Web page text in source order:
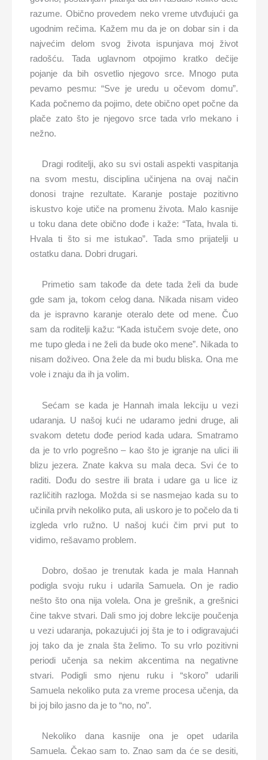
razume. Obično provedem neko vreme utvđujući ga
ugodnim rečima. Kažem mu da je on dobar sin i da
najvećim delom svog života ispunjava moj život
radošću. Tada uglavnom otpojimo kratko dečije
pojanje da bih osvetlio njegovo srce. Mnogo puta
pevamo pesmu: “Sve je uredu u očevom domu”.
Kada počnemo da pojimo, dete obično opet počne da
plače zato što je njegovo srce tada vrlo mekano i
nežno.
Dragi roditelji, ako su svi ostali aspekti vaspitanja
na svom mestu, disciplina učinjena na ovaj način
donosi trajne rezultate. Karanje postaje pozitivno
iskustvo koje utiče na promenu života. Malo kasnije
u toku dana dete obično dođe i kaže: “Tata, hvala ti.
Hvala ti što si me istukao”. Tada smo prijatelji u
ostatku dana. Dobri drugari.
Primetio sam takođe da dete tada želi da bude
gde sam ja, tokom celog dana. Nikada nisam video
da je ispravno karanje oteralo dete od mene. Čuo
sam da roditelji kažu: “Kada istučem svoje dete, ono
me tupo gleda i ne želi da bude oko mene”. Nikada to
nisam doživeo. Ona žele da mi budu bliska. Ona me
vole i znaju da ih ja volim.
Sećam se kada je Hannah imala lekciju u vezi
udaranja. U našoj kući ne udaramo jedni druge, ali
svakom detetu dođe period kada udara. Smatramo
da je to vrlo pogrešno – kao što je igranje na ulici ili
blizu jezera. Znate kakva su mala deca. Svi će to
raditi. Dođu do sestre ili brata i udare ga u lice iz
različitih razloga. Možda si se nasmejao kada su to
učinila prvih nekoliko puta, ali uskoro je to počelo da ti
izgleda vrlo ružno. U našoj kući čim prvi put to
vidimo, rešavamo problem.
Dobro, došao je trenutak kada je mala Hannah
podigla svoju ruku i udarila Samuela. On je radio
nešto što ona nija volela. Ona je grešnik, a grešnici
čine takve stvari. Dali smo joj dobre lekcije poučenja
u vezi udaranja, pokazujući joj šta je to i odigravajući
joj tako da je znala šta želimo. To su vrlo pozitivni
periodi učenja sa nekim akcentima na negativne
stvari. Podigli smo njenu ruku i “skoro” udarili
Samuela nekoliko puta za vreme procesa učenja, da
bi joj bilo jasno da je to “no, no”.
Nekoliko dana kasnije ona je opet udarila
Samuela. Čekao sam to. Znao sam da će se desiti,